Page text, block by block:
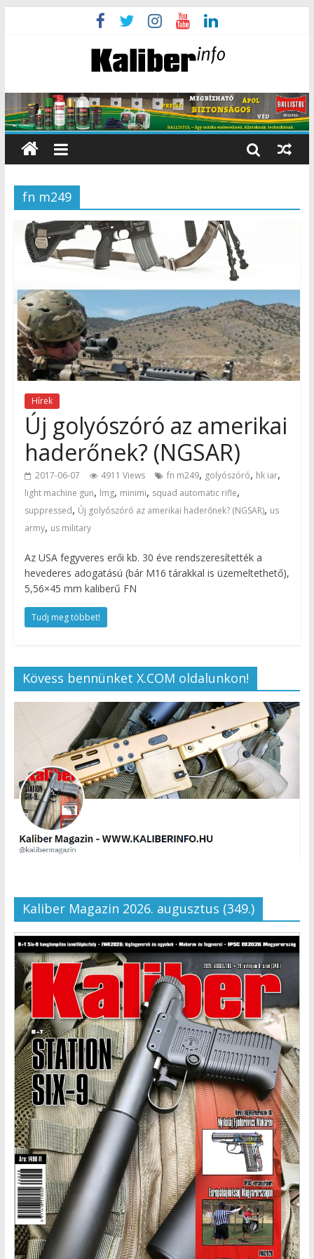
fn m249
Hírek
Új golyószóró az amerikai
haderőnek? (NGSAR)
2017-06-07 4911 Views fn m249, golyószóró, hk iar,
light machine gun, lmg, minimi, squad automatic rifle,
suppressed, Új golyószóró az amerikai haderőnek? (NGSAR), us
army, us military
Az USA fegyveres erői kb. 30 éve rendszeresítették a
hevederes adogatású (bár M16 tárakkal is üzemeltethető),
5,56×45 mm kaliberű FN
Tudj meg többet!
Kövess bennünket X.COM oldalunkon!
Kaliber Magazin 2026. augusztus (349.)